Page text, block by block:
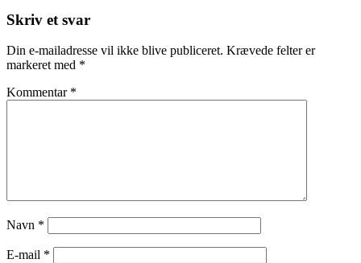
Skriv et svar
Din e-mailadresse vil ikke blive publiceret. Krævede felter er
markeret med *
Kommentar *
Navn *
E-mail *